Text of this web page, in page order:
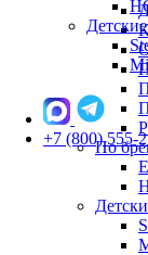
По
+7 (800) 555-